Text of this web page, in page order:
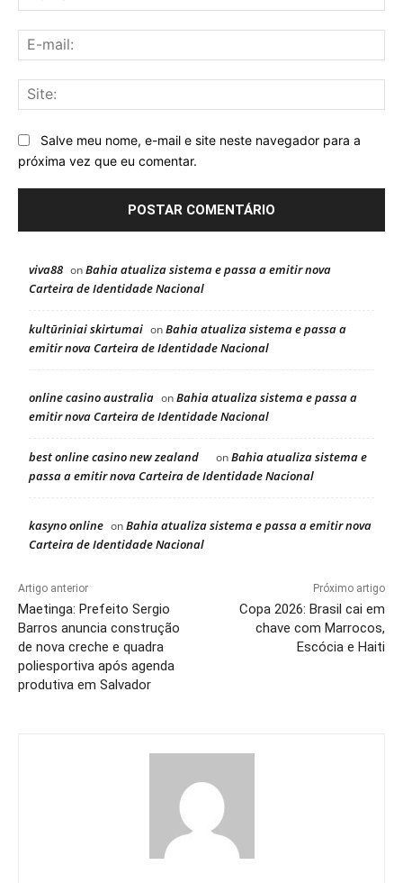
Salve meu nome, e-mail e site neste navegador para a
próxima vez que eu comentar.
viva88 onBahia atualiza sistema e passa a emitir nova
Carteira de Identidade Nacional
kultūriniai skirtumai onBahia atualiza sistema e passa a
emitir nova Carteira de Identidade Nacional
online casino australia onBahia atualiza sistema e passa a
emitir nova Carteira de Identidade Nacional
best online casino new zealand onBahia atualiza sistema e
passa a emitir nova Carteira de Identidade Nacional
kasyno online onBahia atualiza sistema e passa a emitir nova
Carteira de Identidade Nacional
Artigo anterior
Maetinga: Prefeito Sergio
Barros anuncia construção
de nova creche e quadra
poliesportiva após agenda
produtiva em Salvador
Próximo artigo
Copa 2026: Brasil cai em
chave com Marrocos,
Escócia e Haiti